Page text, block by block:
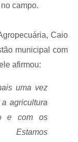
campo.
Caio
municipal com
afirmou:
uma vez
agricultura
e com os
Estamos